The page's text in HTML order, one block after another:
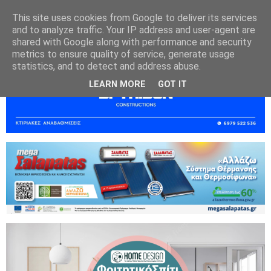
This site uses cookies from Google to deliver its services
and to analyze traffic. Your IP address and user-agent are
shared with Google along with performance and security
metrics to ensure quality of service, generate usage
statistics, and to detect and address abuse.
LEARN MORE GOT IT